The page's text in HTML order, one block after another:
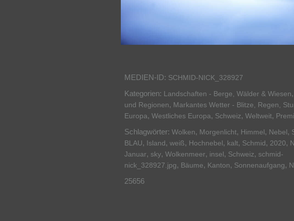
MEDIEN-ID: SCHMID-NICK_328927
Kategorien: Landschaften - Berge, Wälder & Wiesen,
und Regionen, Markantes Wetter - Blitze, Regen,
Europa, Westliches Europa, Schweiz, Weltweit,
Schlagwörter: Wolken, Morgenlicht, Himmel, Nebel,
BLAU, Island, weiß, Hochnebel, kalt, Schmid, 2020,
Januar, sky, Wolkenmeer, insel, Schweiz, schmid-
nick_328927.jpg, Bäume, Kanton, Sonnenaufgang,
25656